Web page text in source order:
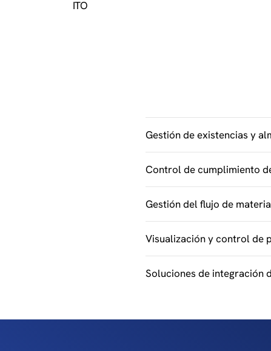
ITO
Gestión de existencias y
Control de cumplimiento
Gestión del flujo de
Visualización y control de
Soluciones de integración